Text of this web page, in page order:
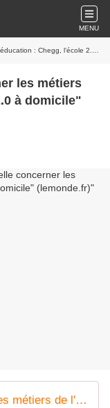
MENU
l’école 2.0 à domicile" (lemonde.fr)
les métiers
à domicile"
L'ubérisation peut-elle concerner les métiers de l'éducation: Chegg, l'école 2.0 à domicile